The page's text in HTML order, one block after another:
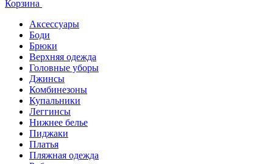
Корзина
Аксессуары
Боди
Брюки
Верхняя одежда
Головные уборы
Джинсы
Комбинезоны
Купальники
Леггинсы
Нижнее белье
Пиджаки
Платья
Пляжная одежда